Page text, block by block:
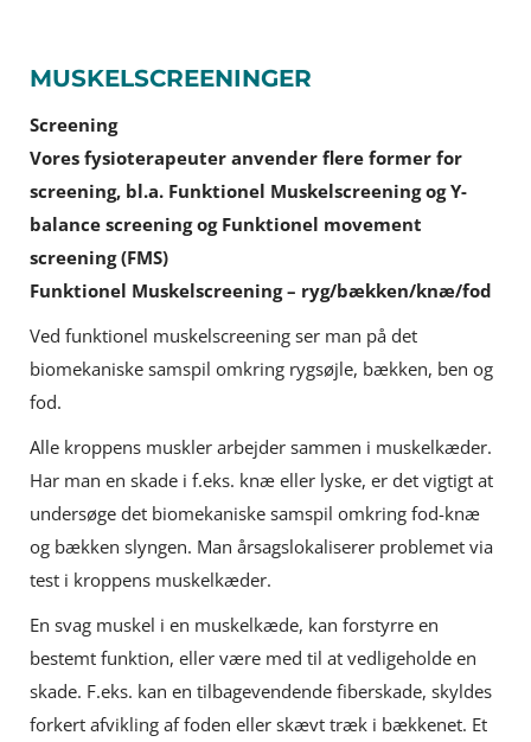
MUSKELSCREENINGER
Screening
Vores fysioterapeuter anvender flere former for
screening, bl.a. Funktionel Muskelscreening og Y-
balance screening og Funktionel movement
screening (FMS)
Funktionel Muskelscreening – ryg/bækken/knæ/fod
Ved funktionel muskelscreening ser man på det
biomekaniske samspil omkring rygsøjle, bækken, ben og
fod.
Alle kroppens muskler arbejder sammen i muskelkæder.
Har man en skade i f.eks. knæ eller lyske, er det vigtigt at
undersøge det biomekaniske samspil omkring fod-knæ
og bækken slyngen. Man årsagslokaliserer problemet via
test i kroppens muskelkæder.
En svag muskel i en muskelkæde, kan forstyrre en
bestemt funktion, eller være med til at vedligeholde en
skade. F.eks. kan en tilbagevendende fiberskade, skyldes
forkert afvikling af foden eller skævt træk i bækkenet. Et